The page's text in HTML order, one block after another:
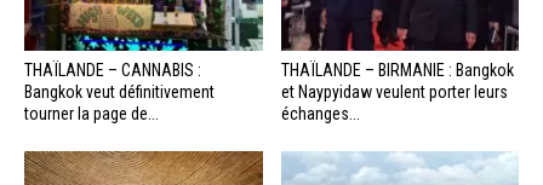
THAÏLANDE – CANNABIS :
Bangkok veut définitivement
tourner la page de...
THAÏLANDE – BIRMANIE : Bangkok
et Naypyidaw veulent porter leurs
échanges...